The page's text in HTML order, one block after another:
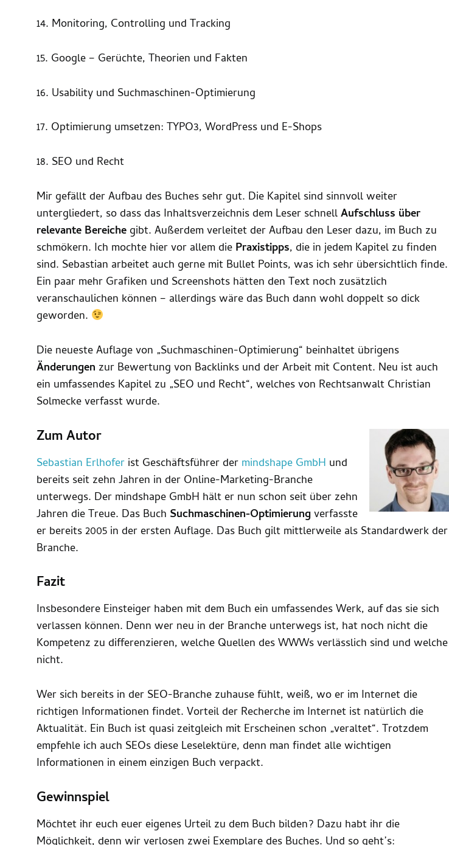
14. Monitoring, Controlling und Tracking
15. Google – Gerüchte, Theorien und Fakten
16. Usability und Suchmaschinen-Optimierung
17. Optimierung umsetzen: TYPO3, WordPress und E-Shops
18. SEO und Recht
Mir gefällt der Aufbau des Buches sehr gut. Die Kapitel sind sinnvoll weiter
untergliedert, so dass das Inhaltsverzeichnis dem Leser schnellAufschluss über
relevante Bereichegibt. Außerdem verleitet der Aufbau den Leser dazu, im Buch zu
schmökern. Ich mochte hier vor allem die Praxistipps, die in jedem Kapitel zu finden
sind. Sebastian arbeitet auch gerne mit Bullet Points, was ich sehr übersichtlich finde.
Ein paar mehr Grafiken und Screenshots hätten den Text noch zusätzlich
veranschaulichen können – allerdings wäre das Buch dann wohl doppelt so dick
geworden.
Die neueste Auflage von „Suchmaschinen-Optimierung“ beinhaltet übrigens
Änderungen zur Bewertung von Backlinks und der Arbeit mit Content. Neu ist auch
ein umfassendes Kapitel zu „SEO und Recht“, welches von Rechtsanwalt Christian
Solmecke verfasst wurde.
Zum Autor
Sebastian Erlhofer ist Geschäftsführer der mindshape GmbH und
bereits seit zehn Jahren in der Online-Marketing-Branche
unterwegs. Der mindshape GmbH hält er nun schon seit über zehn
Jahren die Treue. Das Buch Suchmaschinen-Optimierung verfasste
er bereits 2005 in der ersten Auflage. Das Buch gilt mittlerweile als Standardwerk der
Branche.
Fazit
Insbesondere Einsteiger haben mit dem Buch ein umfassendes Werk, auf das sie sich
verlassen können. Denn wer neu in der Branche unterwegs ist, hat noch nicht die
Kompetenz zu differenzieren, welche Quellen des WWWs verlässlich sind und welche
nicht.
Wer sich bereits in der SEO-Branche zuhause fühlt, weiß, wo er im Internet die
richtigen Informationen findet. Vorteil der Recherche im Internet ist natürlich die
Aktualität. Ein Buch ist quasi zeitgleich mit Erscheinen schon „veraltet“. Trotzdem
empfehle ich auch SEOs diese Leselektüre, denn man findet alle wichtigen
Informationen in einem einzigen Buch verpackt.
Gewinnspiel
Möchtet ihr euch euer eigenes Urteil zu dem Buch bilden? Dazu habt ihr die